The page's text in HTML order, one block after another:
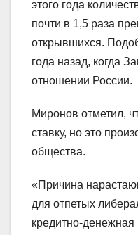
этого года
почти в 1,5 раза
открывшихся.
года назад, когда
отношении России.
Миронов отметил,
ставку, но это
общества.
«Причина
для отпетых
кредитно-